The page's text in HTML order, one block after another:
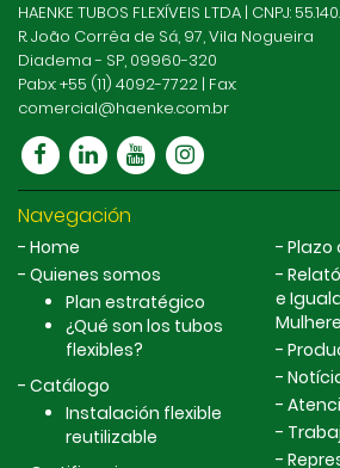
HAENKE TUBOS FLEXÍVEIS LTDA | CNPJ:
R. João Corrêa de Sá, 97, Vila Nogueira
Diadema - SP, 09960-320
Pabx: +55 (11) 4092-7722 | Fax:
comercial@haenke.com.br
Navegación
Home
Quienes somos
Plan estratégico
¿Qué son los tubos
flexibles?
Catálogo
Instalación flexible
reutilizable
e